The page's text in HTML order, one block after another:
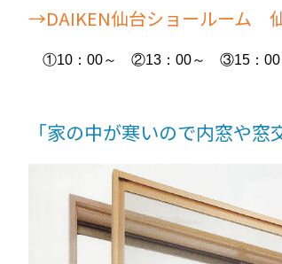
→DAIKEN仙台ショールーム
①10：00～ ②13：00～ ③15：00
「家の中が寒いので内窓や